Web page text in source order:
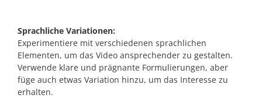
Sprachliche Variationen:
Experimentiere mit verschiedenen sprachlichen
Elementen, um das Video ansprechender zu gestalten.
Verwende klare und prägnante Formulierungen, aber
füge auch etwas Variation hinzu, um das Interesse zu
erhalten.